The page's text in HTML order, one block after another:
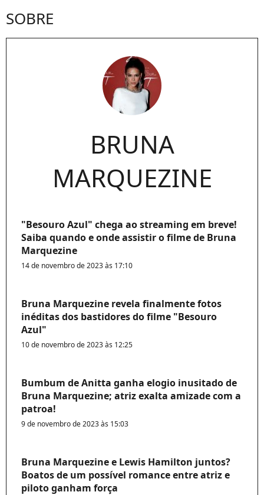
SOBRE
BRUNA
MARQUEZINE
"Besouro Azul" chega ao streaming em breve!
Saiba quando e onde assistir o filme de Bruna
Marquezine
14 de novembro de 2023 às 17:10
Bruna Marquezine revela finalmente fotos
inéditas dos bastidores do filme "Besouro
Azul"
10 de novembro de 2023 às 12:25
Bumbum de Anitta ganha elogio inusitado de
Bruna Marquezine; atriz exalta amizade com a
patroa!
9 de novembro de 2023 às 15:03
Bruna Marquezine e Lewis Hamilton juntos?
Boatos de um possível romance entre atriz e
piloto ganham força